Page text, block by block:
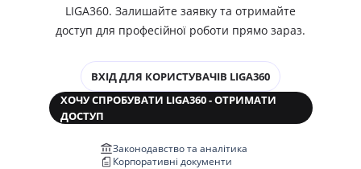
LIGA360. Залишайте заявку та отримайте
доступ для професійної роботи прямо зараз.
ВХІД ДЛЯ КОРИСТУВАЧІВ LIGA360
ХОЧУ СПРОБУВАТИ LIGA360 - ОТРИМАТИ
ДОСТУП
Законодавство та аналітика
Корпоративні документи